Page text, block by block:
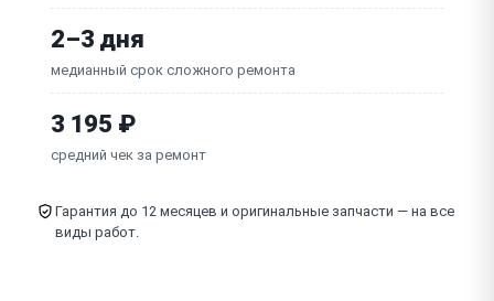
2–3 дня
медианный срок сложного ремонта
3 195 ₽
средний чек за ремонт
Гарантия до 12 месяцев и оригинальные запчасти — на все
виды работ.